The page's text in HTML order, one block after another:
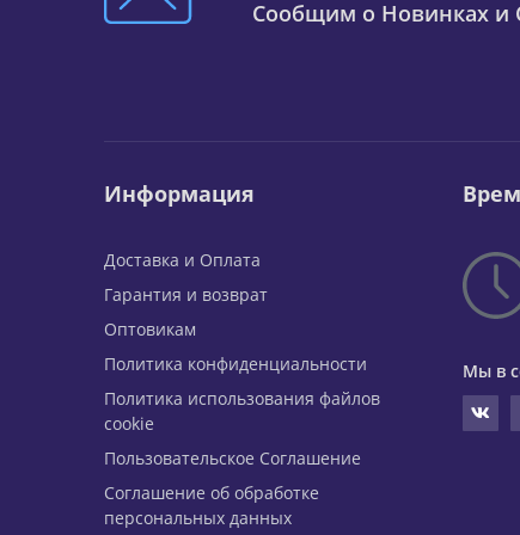
Сообщим о Новинках и
Информация
Доставка и Оплата
Гарантия и возврат
Оптовикам
Политика конфиденциальности
Политика использования файлов
cookie
Пользовательское Соглашение
Соглашение об обработке
персональных данных
Мы в